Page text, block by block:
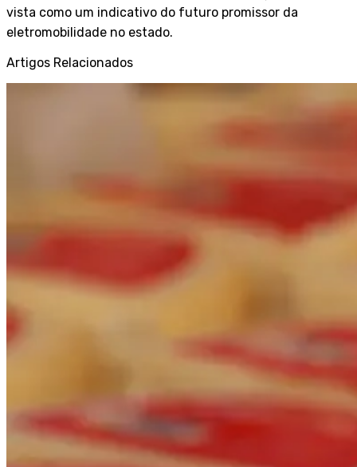
vista como um indicativo do futuro promissor da
eletromobilidade no estado.
Artigos Relacionados